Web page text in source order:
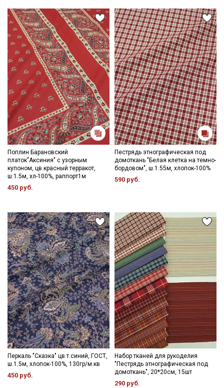
Поплин Барановский
платок"Аксиния" с узорным
купоном, цв.красный терракот,
ш.1.5м, хл-100%, раппорт1м
450 руб.
Пестрядь этнографическая под
домоткань "Белая клетка на темно-
бордовом", ш.1.55м, хлопок-100%
590 руб.
Перкаль "Сказка" цв.т.синий, ГОСТ,
ш.1.5м, хлопок-100%, 130гр/м.кв
450 руб.
Набор тканей для рукоделия
"Пестрядь этнографическая под
домоткань", 20*20см, 15шт
290 руб.
Секретная рассылка от Купава
Мы публикуем здесь дополнительные
промокоды и скидки до 30% на узкие
категории тканей
Электронная почта
Подписаться
Ознакомлен(а) сПолитикой обработки персональных
данныхи даюСогласие на обработку персональных
данных
ДаюСогласие на получение рекламных и
информационных рассылок